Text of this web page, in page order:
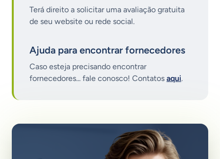
Terá direito a solicitar uma avaliação gratuita
de seu website ou rede social.
Ajuda para encontrar fornecedores
Caso esteja precisando encontrar
fornecedores... fale conosco! Contatos aqui.